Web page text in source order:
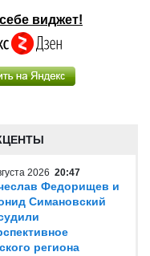
виджет!
2026 20:47
Федорищев и
Симановский
региона